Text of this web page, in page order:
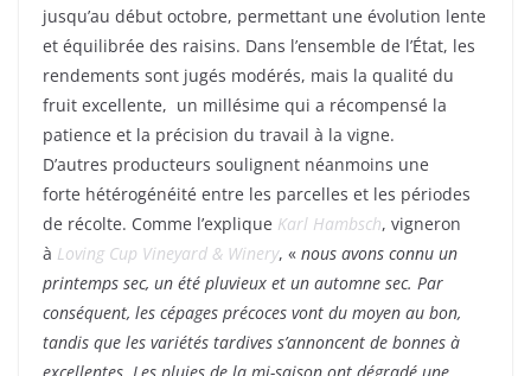
jusqu’au début octobre, permettant une évolution lente
et équilibrée des raisins. Dans l’ensemble de l’État, les
rendements sont jugés modérés, mais la qualité du
fruit excellente, un millésime qui a récompensé la
patience et la précision du travail à la vigne.
D’autres producteurs soulignent néanmoins une
forte hétérogénéité entre les parcelles et les périodes
de récolte. Comme l’explique Karl Hambsch, vigneron
à Loving Cup Vineyard & Winery, « nous avons connu un
printemps sec, un été pluvieux et un automne sec. Par
conséquent, les cépages précoces vont du moyen au bon,
tandis que les variétés tardives s’annoncent de bonnes à